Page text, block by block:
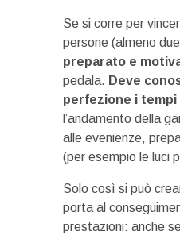
Se si corre per
persone (almeno
preparato e
pedala. Deve
perfezione i tempi
l’andamento della
alle evenienze,
(per esempio le luci
Solo così si può
porta al
prestazioni: anche